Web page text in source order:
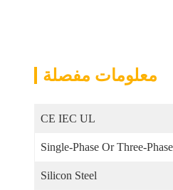
معلومات مفصلة
CE IEC UL
Single-Phase Or Three-Phase
Silicon Steel